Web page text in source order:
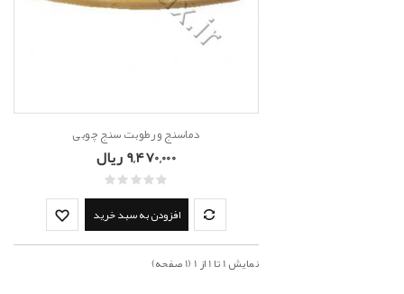
دماسنج و رطوبت سنج چوبی
9,470,000 ریال
افزودن به سبد خرید
نمايش 1 تا 1 از 1 (1 صفحه)